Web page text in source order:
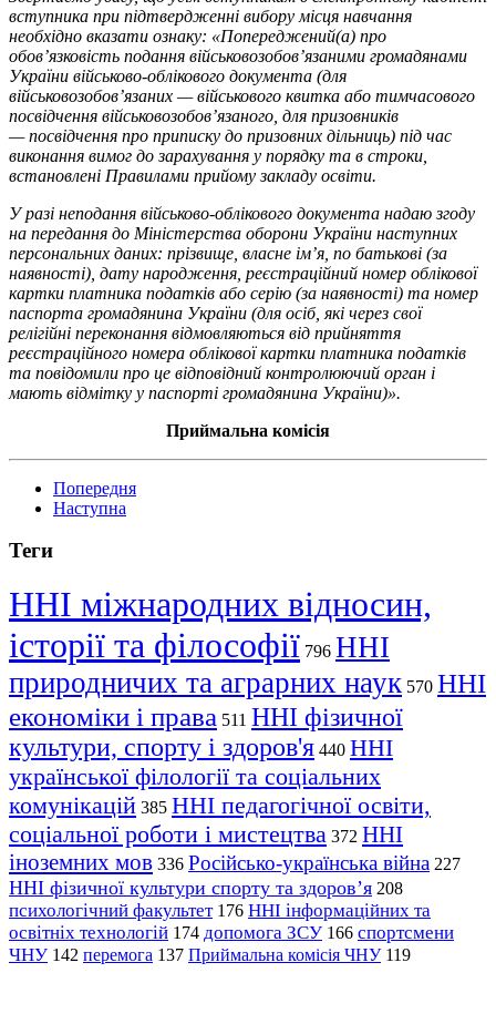
вступника при підтвердженні вибору місця навчання
необхідно вказати ознаку: «Попереджений(а) про
обов’язковість подання військовозобов’язаними громадянами
України військово-облікового документа (для
військовозобов’язаних — військового квитка або тимчасового
посвідчення військовозобов’язаного, для призовників
— посвідчення про приписку до призовних дільниць) під час
виконання вимог до зарахування у порядку та в строки,
встановлені Правилами прийому закладу освіти.
У разі неподання військово-облікового документа надаю згоду
на передання до Міністерства оборони України наступних
персональних даних: прізвище, власне ім’я, по батькові (за
наявності), дату народження, реєстраційний номер облікової
картки платника податків або серію (за наявності) та номер
паспорта громадянина України (для осіб, які через свої
релігійні переконання відмовляються від прийняття
реєстраційного номера облікової картки платника податків
та повідомили про це відповідний контролюючий орган і
мають відмітку у паспорті громадянина України)».
Приймальна комісія
Попередня
Наступна
Теги
ННІ міжнародних відносин,
історії та філософії 796 ННІ
природничих та аграрних наук 570 ННІ
економіки і права 511 ННІ фізичної
культури, спорту і здоров'я 440 ННІ
української філології та соціальних
комунікацій 385 ННІ педагогічної освіти,
соціальної роботи і мистецтва 372 ННІ
іноземних мов 336 Російсько-українська війна 227
ННІ фізичної культури спорту та здоров’я 208
психологічний факультет 176 ННІ інформаційних та
освітніх технологій 174 допомога ЗСУ 166 спортсмени
ЧНУ 142 перемога 137 Приймальна комісія ЧНУ 119